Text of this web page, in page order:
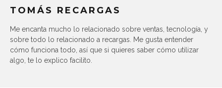
TOMÁS RECARGAS
Me encanta mucho lo relacionado sobre ventas, tecnología, y
sobre todo lo relacionado a recargas. Me gusta entender
cómo funciona todo, así que si quieres saber cómo utilizar
algo, te lo explico facilito.